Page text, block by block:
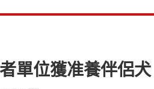
單位獲准養伴侶